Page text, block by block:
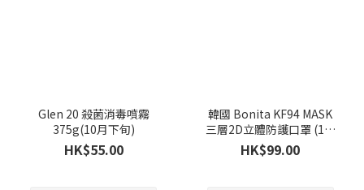
Glen 20 殺菌消毒噴霧
375g(10月下旬)
HK$55.00
韓國 Bonita KF94 MASK
三層2D立體防護口罩 (1套
100個)(9月下旬)
HK$99.00